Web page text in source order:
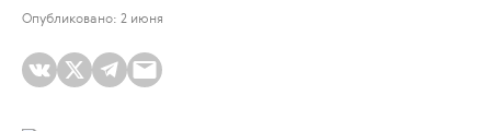
Опубликовано: 2 июня